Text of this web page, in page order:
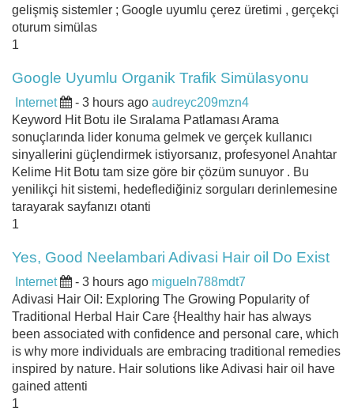
gelişmiş sistemler ; Google uyumlu çerez üretimi , gerçekçi
oturum simülas
1
Google Uyumlu Organik Trafik Simülasyonu
Internet - 3 hours ago audreyc209mzn4
Keyword Hit Botu ile Sıralama Patlaması Arama
sonuçlarında lider konuma gelmek ve gerçek kullanıcı
sinyallerini güçlendirmek istiyorsanız, profesyonel Anahtar
Kelime Hit Botu tam size göre bir çözüm sunuyor . Bu
yenilikçi hit sistemi, hedeflediğiniz sorguları derinlemesine
tarayarak sayfanızı otanti
1
Yes, Good Neelambari Adivasi Hair oil Do Exist
Internet - 3 hours ago migueln788mdt7
Adivasi Hair Oil: Exploring The Growing Popularity of
Traditional Herbal Hair Care {Healthy hair has always
been associated with confidence and personal care, which
is why more individuals are embracing traditional remedies
inspired by nature. Hair solutions like Adivasi hair oil have
gained attenti
1